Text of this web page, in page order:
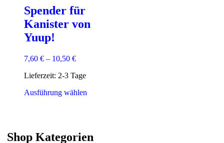
Spender für
Kanister von
Yuup!
7,60 € – 10,50 €
Lieferzeit: 2-3 Tage
Ausführung wählen
auf.
Shop Kategorien